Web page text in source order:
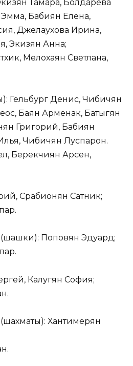
Тамара, Болдарева
Эмма, Бабиян Елена,
Джелаухова Ирина,
Экизян Анна;
Мелохаян Светлана,
Гельбург Денис, Чибичян
Баян Арменак, Батыгян
Григорий, Бабиян
Чибичян Луспарон.
Берекчиян Арсен,
Срабионян Сатник;
Поповян Эдуард;
Калугян София;
Хантимерян